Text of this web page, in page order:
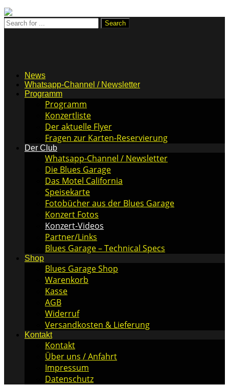
News
Whatsapp-Channel / Newsletter
Programm
Programm
Konzertliste
Der aktuelle Flyer
Fragen zur Karten-Reservierung
Der Club
Whatsapp-Channel / Newsletter
Die Blues Garage
Das Motel California
Speisekarte
Fotobücher aus der Blues Garage
Konzert Fotos
Konzert-Videos
Partner/Links
Blues Garage – Technical Specs
Shop
Blues Garage Shop
Warenkorb
Kasse
AGB
Widerruf
Versandkosten & Lieferung
Kontakt
Kontakt
Über uns / Anfahrt
Impressum
Datenschutz